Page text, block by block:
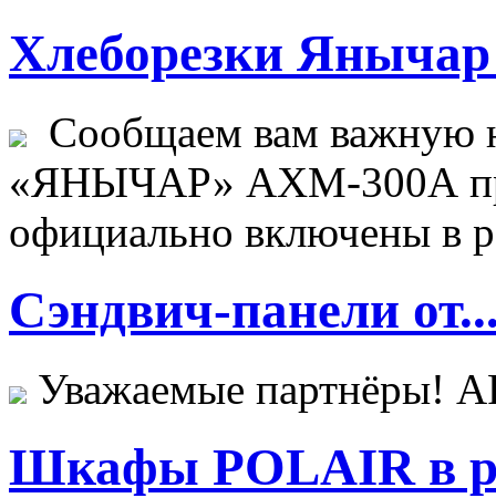
Хлеборезки Янычар
Сообщаем вам важную
«ЯНЫЧАР» АХМ-300А
официально включены в
Сэндвич-панели
Уважаемые
Шкафы POLAIR в